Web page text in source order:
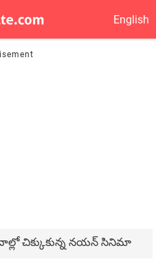
English
చిక్కుకున్న నయన్ సినిమా